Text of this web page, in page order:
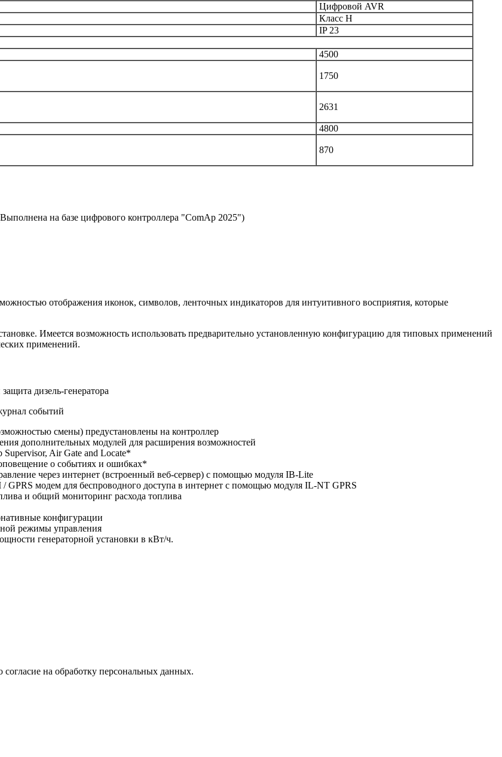
Цифровой AVR
Класс Н
IP 23
4500
1750
2631
4800
870
на базе цифрового контроллера "ComAp 2025")
отображения иконок, символов, ленточных индикаторов для интуитивного восприятия, которые
Имеется возможность использовать предварительно установленную конфигурацию для типовых применений
применений.
дизель-генератора
событий
смены) предустановлены на контроллер
дополнительных модулей для расширения возможностей
Air Gate and Locate*
о событиях и ошибках*
через интернет (встроенный веб-сервер) с помощью модуля IB-Lite
GPRS модем для беспроводного доступа в интернет с помощью модуля IL-NT GPRS
и общий мониторинг расхода топлива
конфигурации
режимы управления
генераторной установки в кВт/ч.
согласие на обработку персональных данных.